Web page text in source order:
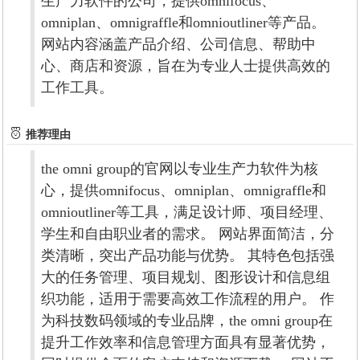
omniplan、omnigraffle和omnioutliner等产品。
网站内容涵盖产品介绍、公司信息、帮助中
心、商店和资源，旨在为专业人士提供高效的
工作工具。
推荐理由
the omni group的官网以专业生产力软件为核
心，提供omnifocus、omniplan、omnigraffle和
omnioutliner等工具，满足设计师、项目经理、
学生和自由职业者的需求。 网站界面简洁，分
类清晰，突出产品功能与优势。 其特色包括强
大的任务管理、项目规划、图形设计和信息组
织功能，适用于需要高效工作流程的用户。 作
为科技数码领域的专业品牌，the omni group在
提升工作效率和信息管理方面具有显著优势，